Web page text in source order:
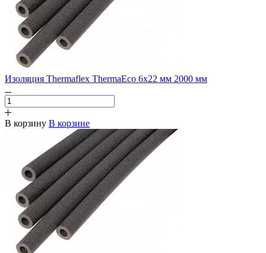
Изоляция Thermaflex ThermaEco 6х22 мм 2000 мм
В корзину В корзине